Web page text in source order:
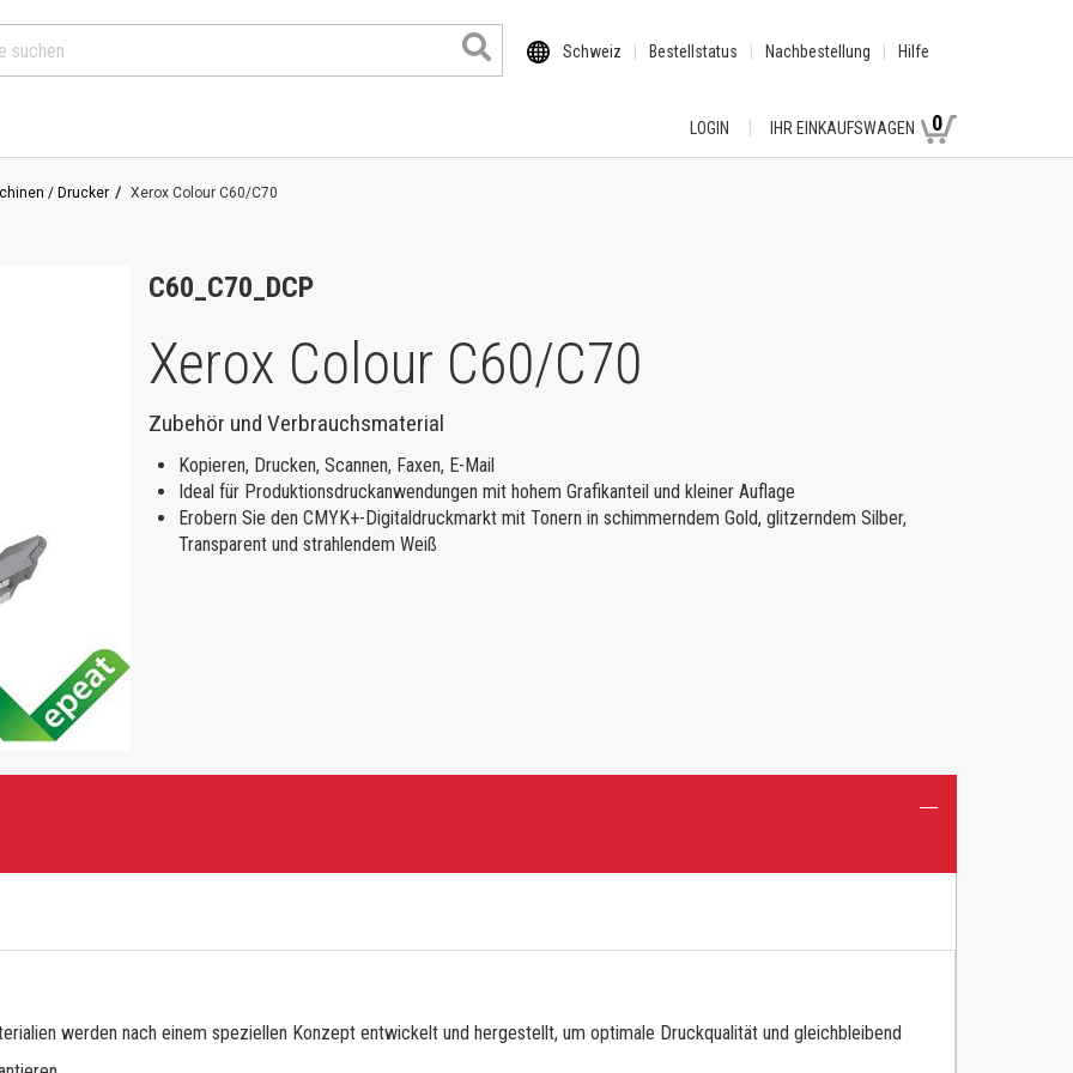
Schweiz Bestellstatus Nachbestellung Hilfe
LOGIN IHR EINKAUFSWAGEN 0
/ Drucker Xerox Colour C60/C70
C60_C70_DCP
Xerox Colour C60/C70
Zubehör und Verbrauchsmaterial
Kopieren, Drucken, Scannen, Faxen, E-Mail
Ideal für Produktionsdruckanwendungen mit hohem Grafikanteil und kleiner Auflage
Erobern Sie den CMYK+-Digitaldruckmarkt mit Tonern in schimmerndem Gold, glitzerndem Silber,
Transparent und strahlendem Weiß
werden nach einem speziellen Konzept entwickelt und hergestellt, um optimale Druckqualität und gleichbleibend